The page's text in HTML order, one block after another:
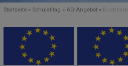
News
NEWS
TERMINE
Unsere Schule
SCHULPROFIL
Schulgemeinschaft
Startseite » Schulalltag » AG-Angebot » Buchclub